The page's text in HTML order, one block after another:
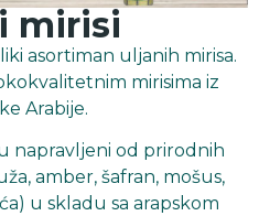
mirisi
asortiman uljanih mirisa.
mirisima iz
Arabije.
napravljeni od prirodnih
amber, šafran, mošus,
u skladu sa arapskom